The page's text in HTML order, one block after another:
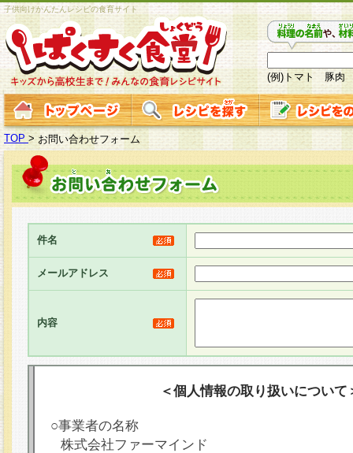
子供向けかんたんレシピの食育サイト
(例)トマト 豚肉
TOP > お問い合わせフォーム
件名
メールアドレス
内容
＜個人情報の取り扱いについて
○事業者の名称
株式会社ファーマインド